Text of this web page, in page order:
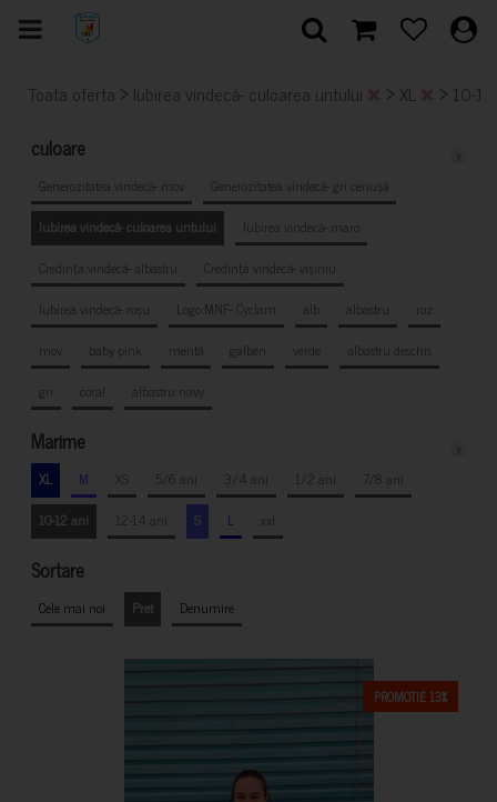
Toata oferta > Iubirea vindecă- culoarea untului > XL > 10-
culoare
Generozitatea vindecă- mov
Generozitatea vindecă- gri cenușă
Iubirea vindecă- culoarea untului
Iubirea vindecă- maro
Credința vindecă- albastru
Credința vindecă- vișiniu
Iubirea vindecă- roșu
Logo MNF- Cyclam alb albastru
roz
mov
baby pink mentă galben verde
albastru deschis
gri
coral albastru navy
Marime
XL M XS 5/6 ani 3/4 ani 1/2 ani
7/8 ani
10-12 ani
12-14 ani S L xxl
Sortare
Cele mai noi Pret Denumire
PROMOTIE 13%